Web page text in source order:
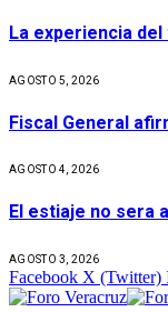
La experiencia
AGOSTO 5, 2026
Fiscal General
AGOSTO 4, 2026
El estiaje no sera
AGOSTO 3, 2026
Facebook X (Twitter)